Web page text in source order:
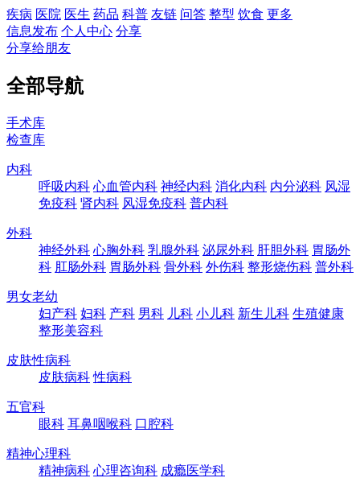
疾病 医院 医生 药品 科普 友链 问答 整型 饮食 更多
信息发布 个人中心 分享
分享给朋友
全部导航
手术库
检查库
内科
呼吸内科 心血管内科 神经内科 消化内科 内分泌科 风湿
免疫科 肾内科 风湿免疫科 普内科
外科
神经外科 心胸外科 乳腺外科 泌尿外科 肝胆外科 胃肠外
科 肛肠外科 胃肠外科 骨外科 外伤科 整形烧伤科 普外科
男女老幼
妇产科 妇科 产科 男科 儿科 小儿科 新生儿科 生殖健康
整形美容科
皮肤性病科
皮肤病科 性病科
五官科
眼科 耳鼻咽喉科 口腔科
精神心理科
精神病科 心理咨询科 成瘾医学科